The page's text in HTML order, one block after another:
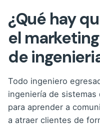
¿Qué hay
el
de
Todo ingeniero
ingeniería de sistemas
para aprender a
a atraer clientes de